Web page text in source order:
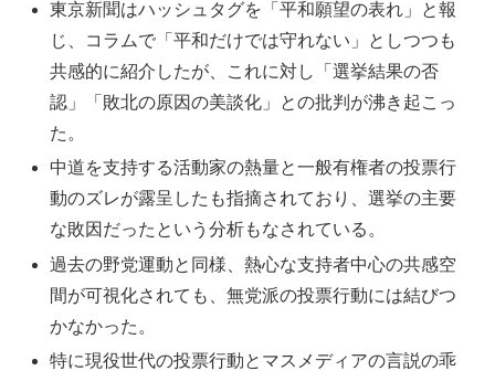
東京新聞はハッシュタグを「平和願望の表れ」と報
じ、コラムで「平和だけでは守れない」としつつも
共感的に紹介したが、これに対し「選挙結果の否
認」「敗北の原因の美談化」との批判が沸き起こっ
た。
中道を支持する活動家の熱量と一般有権者の投票行
動のズレが露呈したも指摘されており、選挙の主要
な敗因だったという分析もなされている。
過去の野党運動と同様、熱心な支持者中心の共感空
間が可視化されても、無党派の投票行動には結びつ
かなかった。
特に現役世代の投票行動とマスメディアの言説の乖